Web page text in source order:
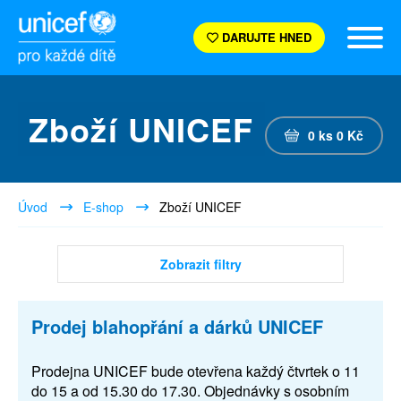
DARUJTE HNED
Zboží UNICEF 0 ks 0 Kč
Úvod E-shop Zboží UNICEF
Zobrazit filtry
Prodej blahopřání a dárků UNICEF
Prodejna UNICEF bude otevřena každý čtvrtek o 11
do 15 a od 15.30 do 17.30. Objednávky s osobním